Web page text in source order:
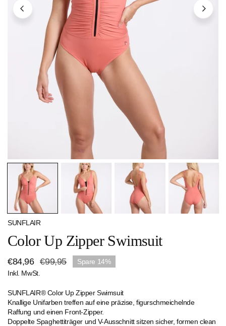
ÖFFNEN SIE MEDIEN IN DER GALERIEANSICHT
SUNFLAIR
Color Up Zipper Swimsuit
Verkaufspreis
€84,96
Regulärer
Preis
€99,95 Spare 14%
Inkl. MwSt.
SUNFLAIR® Color Up Zipper Swimsuit
Knallige Unifarben treffen auf eine präzise, figurschmeichelnde
Raffung und einen Front-Zipper.
Doppelte Spaghettiträger und V-Ausschnitt sitzen sicher, formen clean